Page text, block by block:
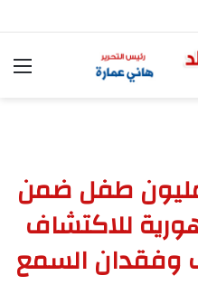
فحص 1.6 مليون طفل ضمن
للاكتشاف
وفقدان السمع